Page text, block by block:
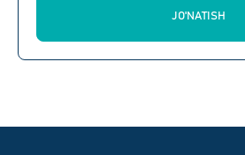
JO'NATISH